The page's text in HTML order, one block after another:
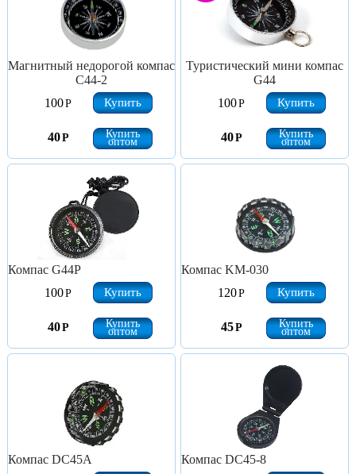
Магнитный недорогой компас
С44-2
100Р Купить
40Р Купить
оптом
Туристический мини компас
G44
100Р Купить
40Р Купить
оптом
Компас G44P
100Р Купить
40Р Купить
оптом
Компас KM-030
120Р Купить
45Р Купить
оптом
Компас DC45A
Компас DC45-8